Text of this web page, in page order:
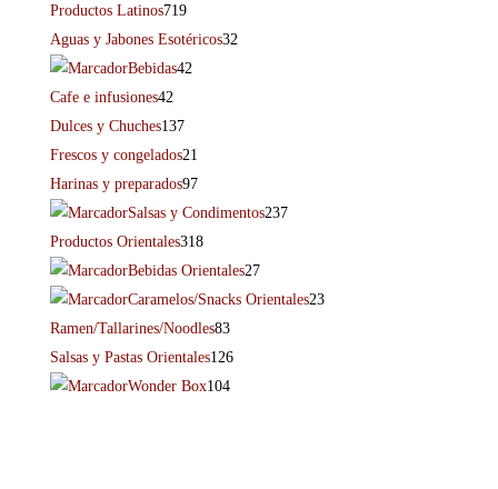
Productos Latinos719
Aguas y Jabones Esotéricos32
Bebidas42
Cafe e infusiones42
Dulces y Chuches137
Frescos y congelados21
Harinas y preparados97
Salsas y Condimentos237
Productos Orientales318
Bebidas Orientales27
Caramelos/Snacks Orientales23
Ramen/Tallarines/Noodles83
Salsas y Pastas Orientales126
Wonder Box104